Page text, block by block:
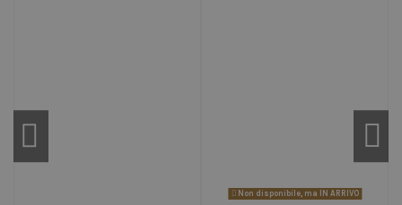
Non disponibile, ma IN ARRIVO